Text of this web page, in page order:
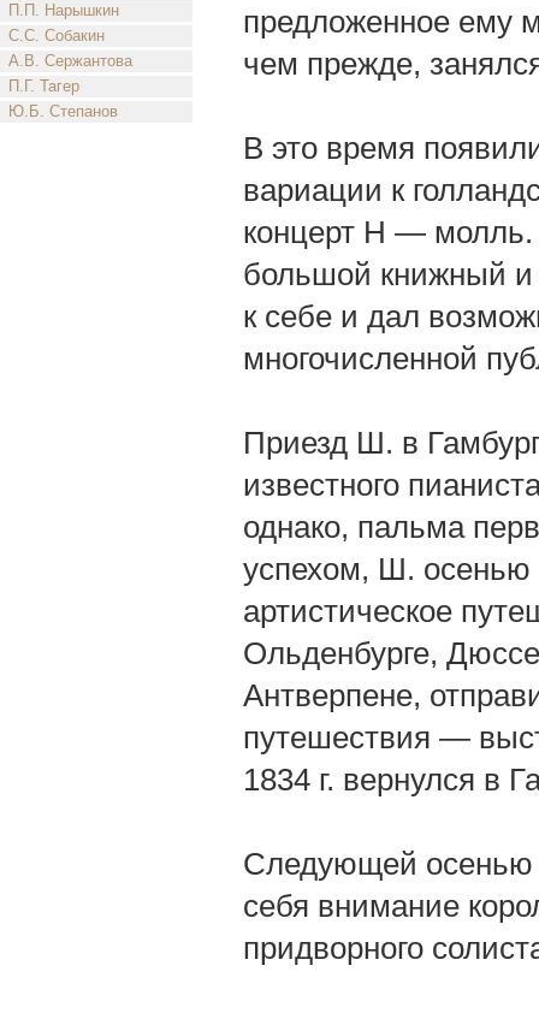
П.П. Нарышкин
С.С. Собакин
А.В. Сержантова
П.Г. Тагер
Ю.Б. Степанов
предложенное ему
чем прежде,
В это время
вариации к
концерт H —
большой книжный и
к себе и дал
многочисленной
Приезд Ш. в
известного
однако, пальма
успехом, Ш. осенью
артистическое
Ольденбурге,
Антверпене,
путешествия —
1834 г. вернулся в
Следующей осенью
себя внимание
придворного